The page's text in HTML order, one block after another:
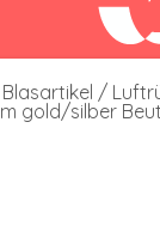
Blasartikel /
gold/silber